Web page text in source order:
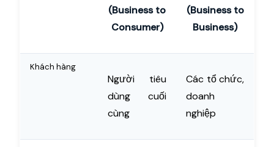
(Business to
Consumer)
(Business to
Business)
Khách hàng
Người tiêu
dùng cuối
cùng
Các tổ chức,
doanh
nghiệp